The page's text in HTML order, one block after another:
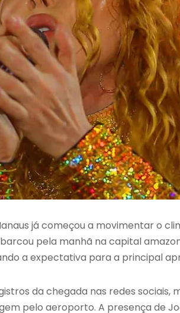
já começou a movimentar o
pela manhã na capital
a expectativa para a principal
da chegada nas redes sociais,
pelo aeroporto. A presença de